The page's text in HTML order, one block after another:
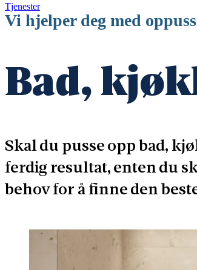
Tjenester
Vi hjelper deg med
Bad,
Skal du pusse opp bad,
ferdig resultat, enten du
behov for å finne den